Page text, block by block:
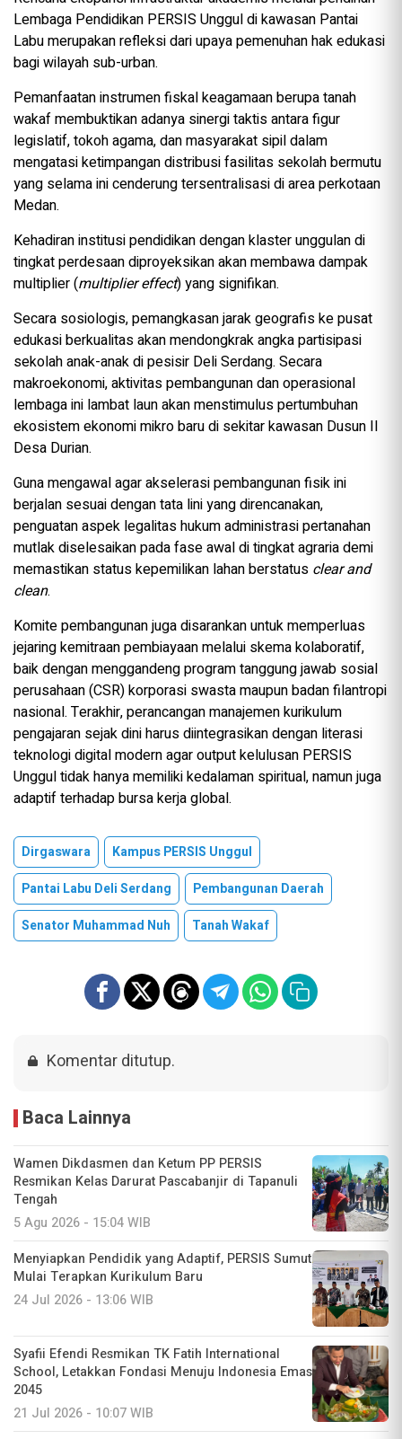
Lembaga Pendidikan PERSIS Unggul di kawasan Pantai
Labu merupakan refleksi dari upaya pemenuhan hak edukasi
bagi wilayah sub-urban.
Pemanfaatan instrumen fiskal keagamaan berupa tanah
wakaf membuktikan adanya sinergi taktis antara figur
legislatif, tokoh agama, dan masyarakat sipil dalam
mengatasi ketimpangan distribusi fasilitas sekolah bermutu
yang selama ini cenderung tersentralisasi di area perkotaan
Medan.
Kehadiran institusi pendidikan dengan klaster unggulan di
tingkat perdesaan diproyeksikan akan membawa dampak
multiplier (multiplier effect) yang signifikan.
Secara sosiologis, pemangkasan jarak geografis ke pusat
edukasi berkualitas akan mendongkrak angka partisipasi
sekolah anak-anak di pesisir Deli Serdang. Secara
makroekonomi, aktivitas pembangunan dan operasional
lembaga ini lambat laun akan menstimulus pertumbuhan
ekosistem ekonomi mikro baru di sekitar kawasan Dusun II
Desa Durian.
Guna mengawal agar akselerasi pembangunan fisik ini
berjalan sesuai dengan tata lini yang direncanakan,
penguatan aspek legalitas hukum administrasi pertanahan
mutlak diselesaikan pada fase awal di tingkat agraria demi
memastikan status kepemilikan lahan berstatus clear and
clean.
Komite pembangunan juga disarankan untuk memperluas
jejaring kemitraan pembiayaan melalui skema kolaboratif,
baik dengan menggandeng program tanggung jawab sosial
perusahaan (CSR) korporasi swasta maupun badan filantropi
nasional. Terakhir, perancangan manajemen kurikulum
pengajaran sejak dini harus diintegrasikan dengan literasi
teknologi digital modern agar output kelulusan PERSIS
Unggul tidak hanya memiliki kedalaman spiritual, namun juga
adaptif terhadap bursa kerja global.
Dirgaswara
Kampus PERSIS Unggul
Pantai Labu Deli Serdang
Pembangunan Daerah
Senator Muhammad Nuh
Tanah Wakaf
Komentar ditutup.
Baca Lainnya
Wamen Dikdasmen dan Ketum PP PERSIS
Resmikan Kelas Darurat Pascabanjir di Tapanuli
Tengah
5 Agu 2026 - 15:04 WIB
Menyiapkan Pendidik yang Adaptif, PERSIS Sumut
Mulai Terapkan Kurikulum Baru
24 Jul 2026 - 13:06 WIB
Syafii Efendi Resmikan TK Fatih International
School, Letakkan Fondasi Menuju Indonesia Emas
2045
21 Jul 2026 - 10:07 WIB